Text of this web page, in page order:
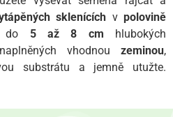
sklenících v polovině
do 5 až 8 cm hlubokých
vhodnou zeminou,
substrátu a jemně utužte.